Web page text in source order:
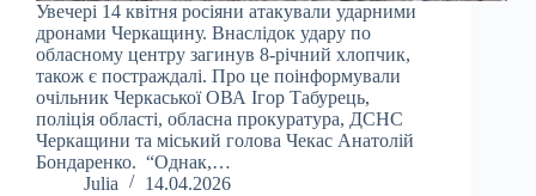
Увечері 14 квітня росіяни атакували ударними
дронами Черкащину. Внаслідок удару по
обласному центру загинув 8-річний хлопчик,
також є постраждалі. Про це поінформували
очільник Черкаської ОВА Ігор Табурець,
поліція області, обласна прокуратура, ДСНС
Черкащини та міський голова Чекас Анатолій
Бондаренко. “Однак,…
Julia
14.04.2026